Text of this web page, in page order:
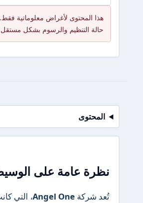
هذا المحتوى لأغراض معلوماتية
حالة التنظيم والرسوم بشكل مستقل
المحتوى
نظرة عامة على
تُعد شركةAngel One، التي